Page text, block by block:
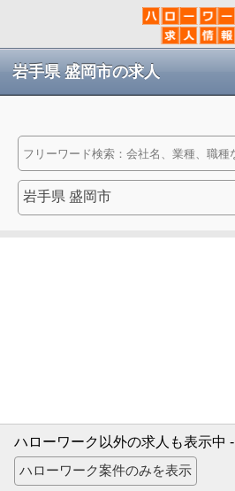
岩手県 盛岡市の求人
ハローワーク以外の求人も表示中 -